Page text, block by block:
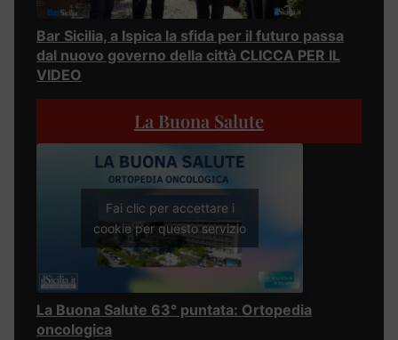
Bar Sicilia, a Ispica la sfida per il futuro passa
dal nuovo governo della città CLICCA PER IL
VIDEO
La Buona Salute
Fai clic per accettare i
cookie per questo servizio
La Buona Salute 63° puntata: Ortopedia
oncologica